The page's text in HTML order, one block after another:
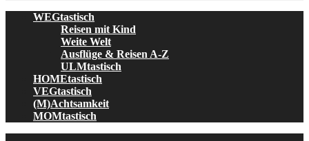
WEGtastisch
Reisen mit Kind
Weite Welt
Ausflüge & Reisen A-Z
ULMtastisch
HOMEtastisch
VEGtastisch
(M)Achtsamkeit
MOMtastisch